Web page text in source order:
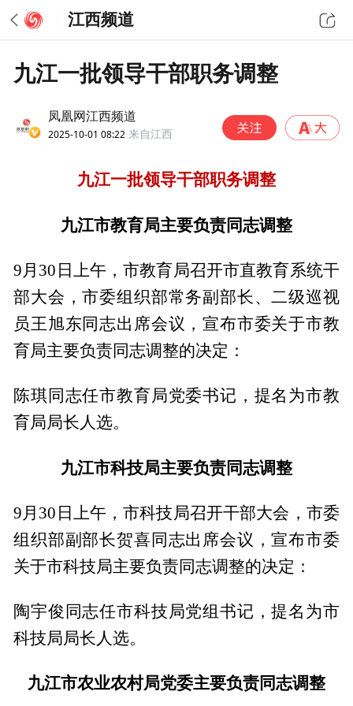
江西频道
九江一批领导干部职务调整
凤凰网江西频道
2025-10-01 08:22 来自江西
九江一批领导干部职务调整
九江市教育局主要负责同志调整
9月30日上午，市教育局召开市直教育系统干
部大会，市委组织部常务副部长、二级巡视
员王旭东同志出席会议，宣布市委关于市教
育局主要负责同志调整的决定：
陈琪同志任市教育局党委书记，提名为市教
育局局长人选。
九江市科技局主要负责同志调整
9月30日上午，市科技局召开干部大会，市委
组织部副部长贺喜同志出席会议，宣布市委
关于市科技局主要负责同志调整的决定：
陶宇俊同志任市科技局党组书记，提名为市
科技局局长人选。
九江市农业农村局党委主要负责同志调整